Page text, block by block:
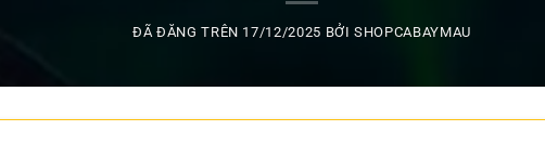
ĐÃ ĐĂNG TRÊN 17/12/2025 BỞISHOPCABAYMAU